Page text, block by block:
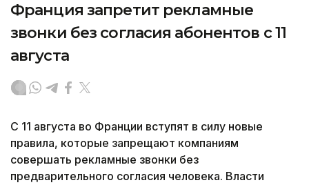
Франция запретит рекламные
звонки без согласия абонентов с 11
августа
С 11 августа во Франции вступят в силу новые
правила, которые запрещают компаниям
совершать рекламные звонки без
предварительного согласия человека. Власти